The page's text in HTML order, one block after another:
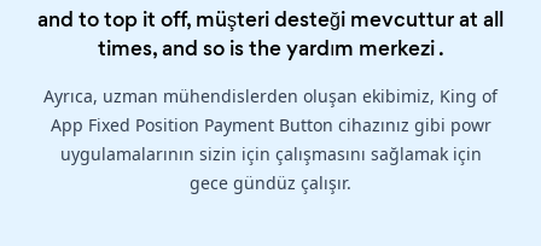
and to top it off, müşteri desteği mevcuttur at all
times, and so is theyardım merkezi.
Ayrıca, uzman mühendislerden oluşan ekibimiz, King of
App Fixed Position Payment Button cihazınız gibi powr
uygulamalarının sizin için çalışmasını sağlamak için
gece gündüz çalışır.